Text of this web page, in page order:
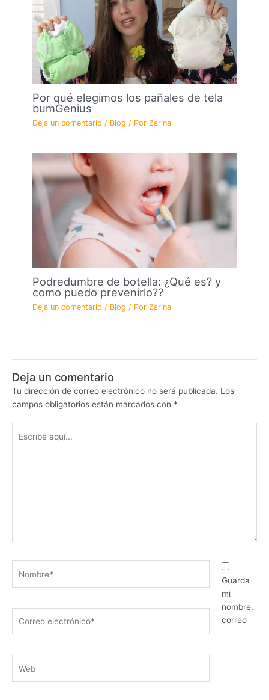
Por qué elegimos los pañales de tela
bumGenius
Deja un comentario / Blog / PorZarina
Podredumbre de botella: ¿Qué es? y
como puedo prevenirlo??
Deja un comentario / Blog / PorZarina
Deja un comentario
Tu dirección de correo electrónico no será publicada. Los
campos obligatorios están marcados con *
aquí...
electrónico*
Guarda
mi
nombre,
correo